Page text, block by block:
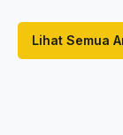
Lihat Semua